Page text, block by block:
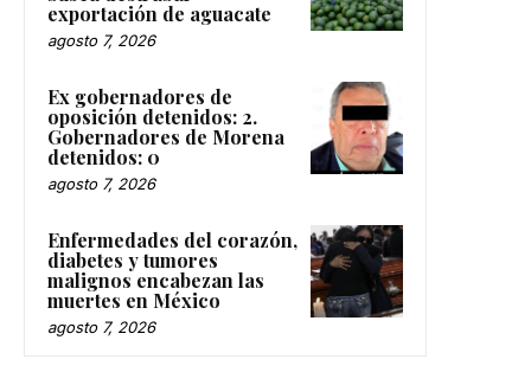
exportación de aguacate
agosto 7, 2026
Ex gobernadores de
oposición detenidos: 2.
Gobernadores de Morena
detenidos: 0
agosto 7, 2026
Enfermedades del corazón,
diabetes y tumores
malignos encabezan las
muertes en México
agosto 7, 2026